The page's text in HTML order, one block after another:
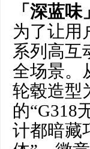
「深蓝
为了让用
系列高互
全场景。
轮毂造型
的“G318
计都暗藏